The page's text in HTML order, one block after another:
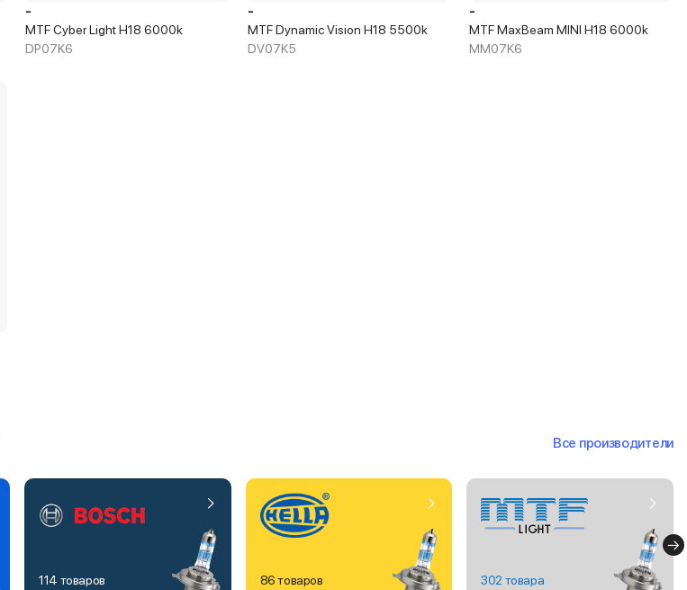
-
MTF Cyber Light H18 6000k
DP07K6
-
MTF Dynamic Vision H18 5500k
DV07K5
-
MTF MaxBeam MINI H18 6000k
MM07K6
Все производители
114 товаров 86 товаров 302 товара